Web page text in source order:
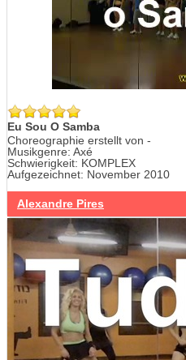
Eu Sou O Samba
Choreographie erstellt von -
Musikgenre: Axé
Schwierigkeit: KOMPLEX
Aufgezeichnet: November 2010
Alexandre Pires